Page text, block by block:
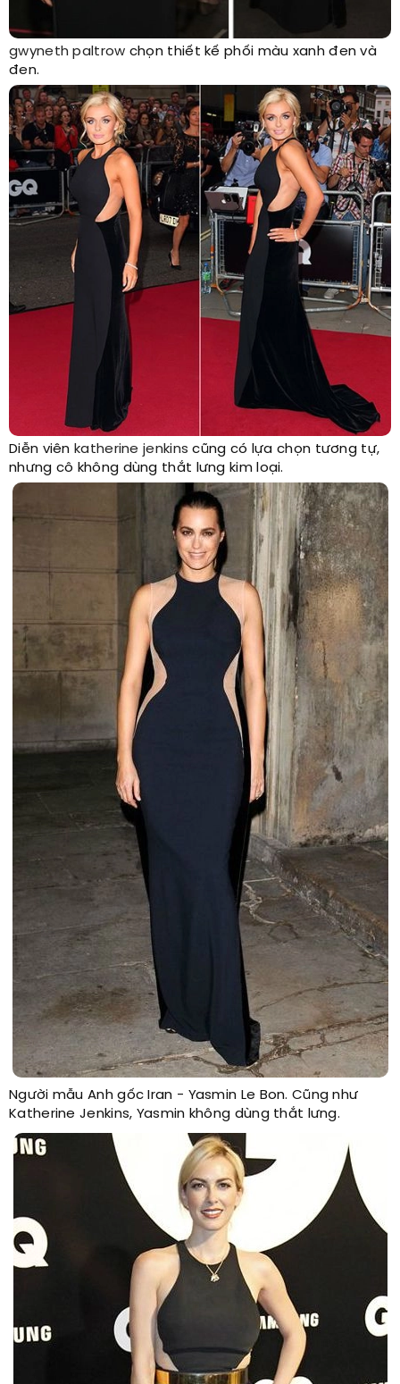
gwyneth paltrow chọn thiết kế phối màu xanh đen và
đen.
Diễn viên katherine jenkins cũng có lựa chọn tương tự,
nhưng cô không dùng thắt lưng kim loại.
Người mẫu Anh gốc Iran - Yasmin Le Bon. Cũng như
Katherine Jenkins, Yasmin không dùng thắt lưng.